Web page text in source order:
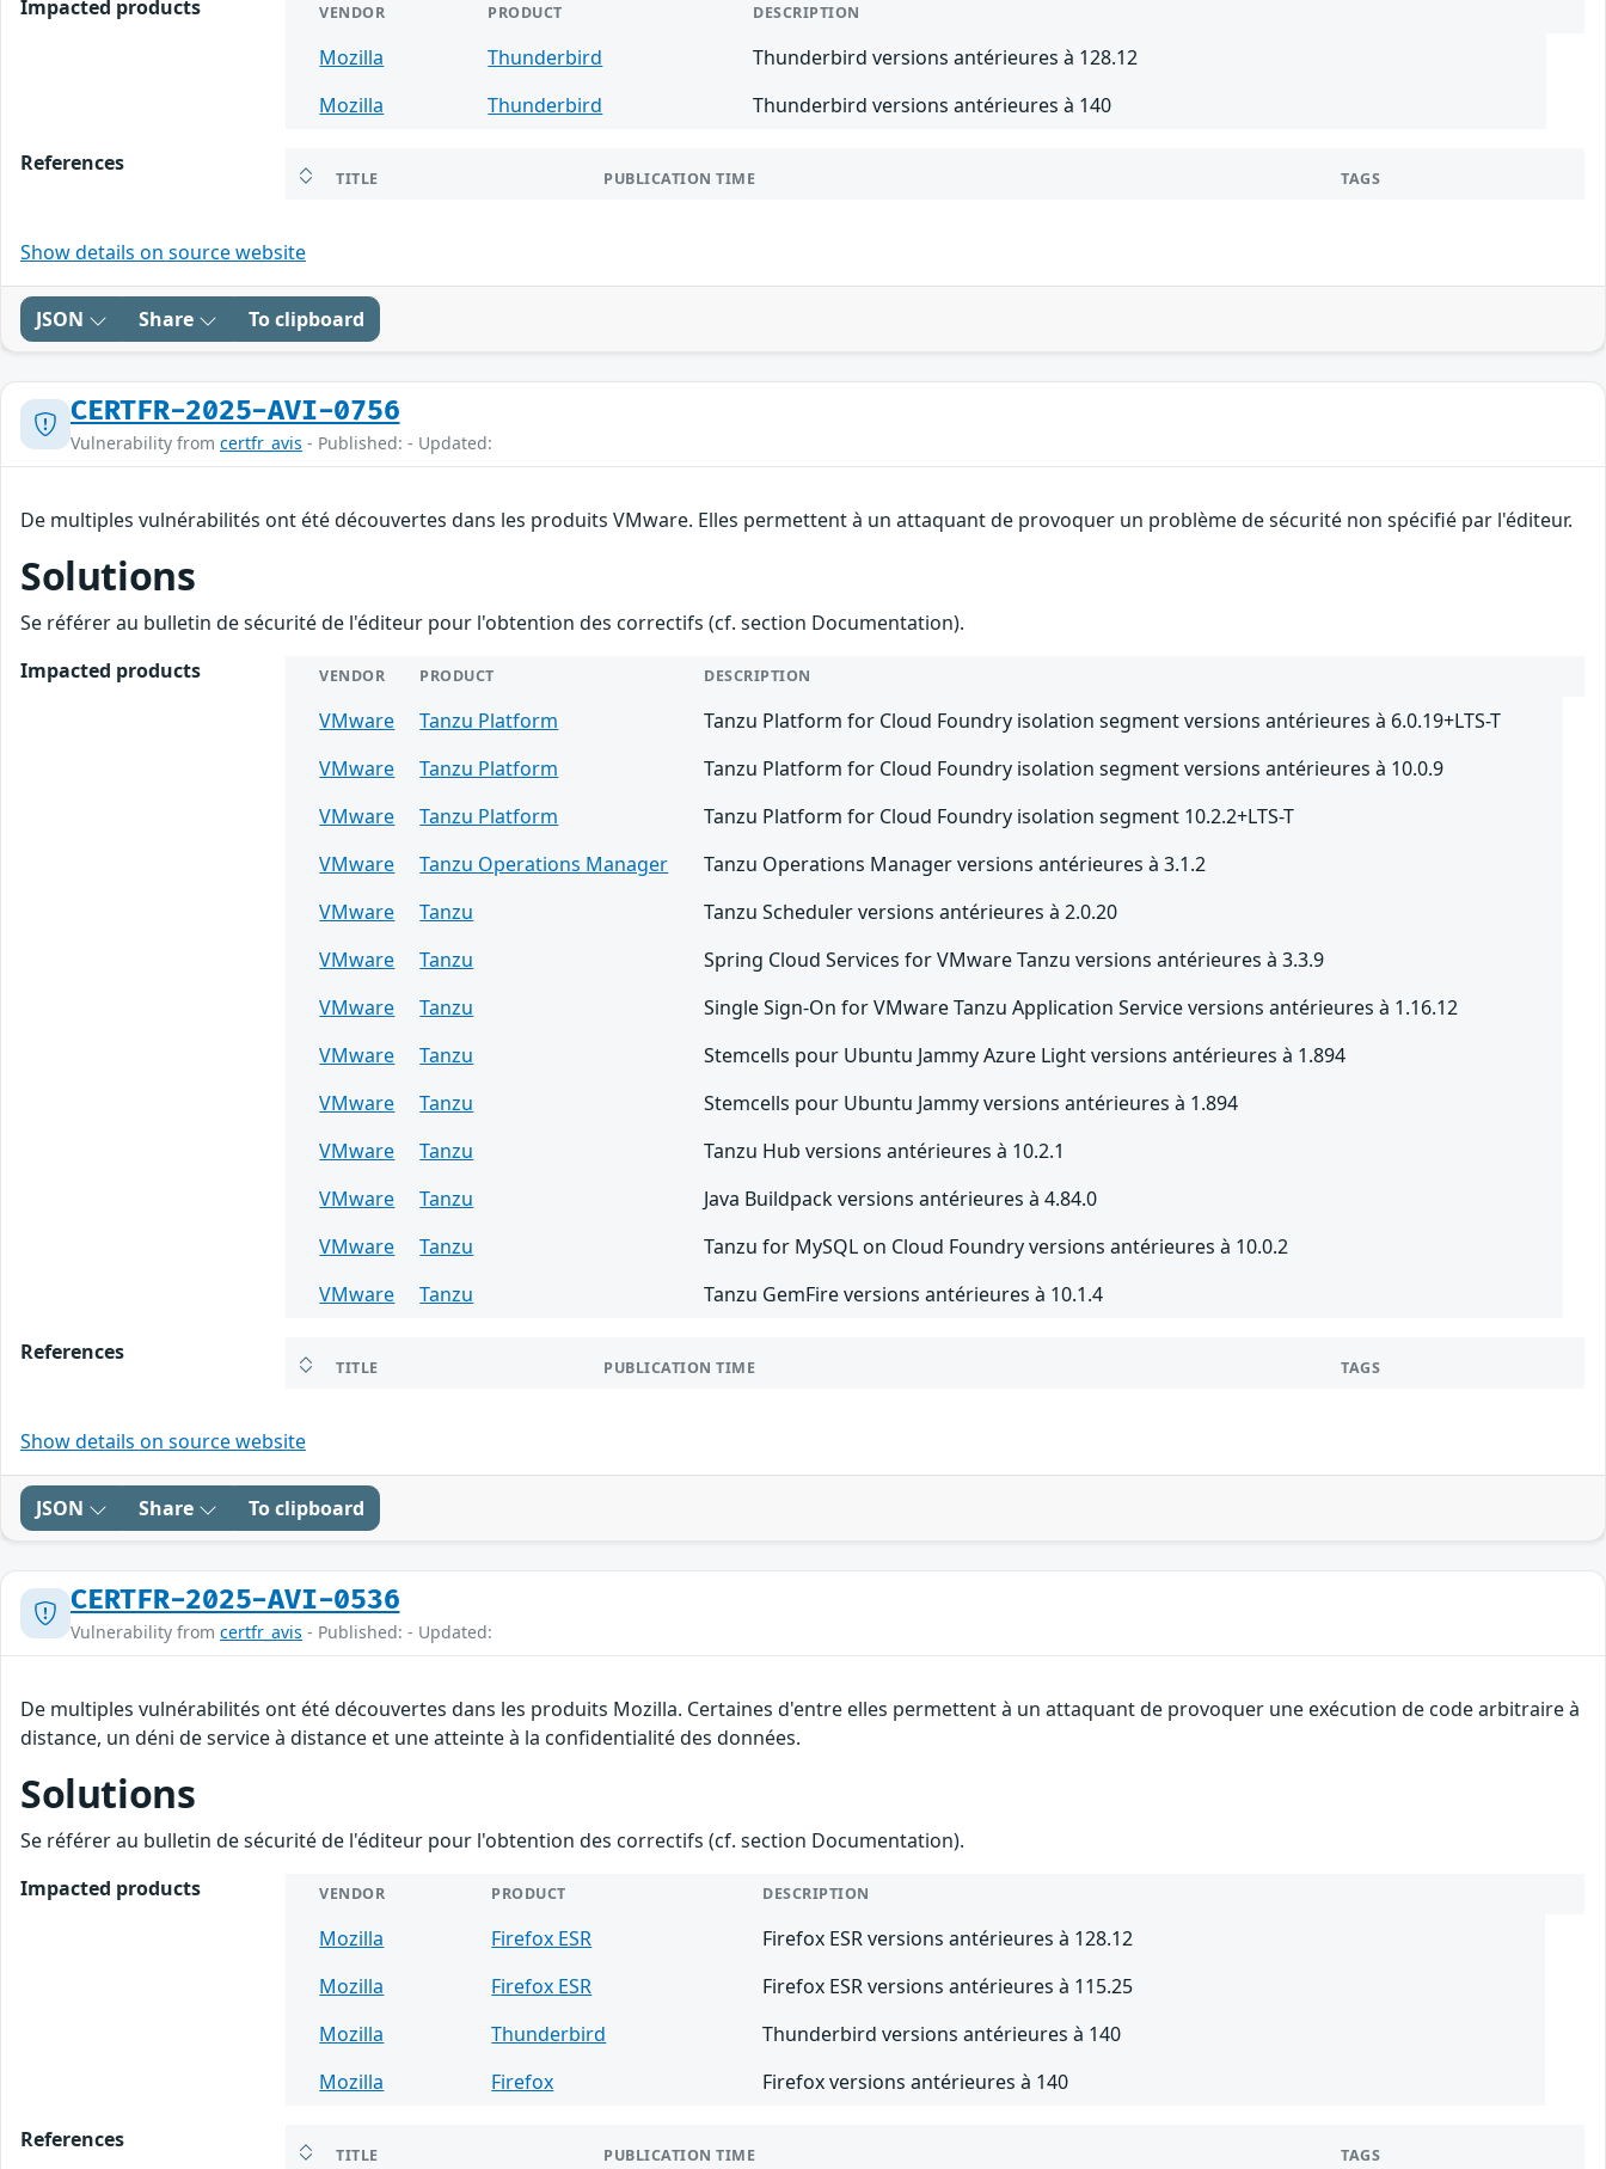
Impacted products
VENDOR PRODUCT DESCRIPTION
Mozilla Thunderbird
Thunderbird versions antérieures à 128.12
Mozilla
Thunderbird Thunderbird versions antérieures à 140
References
TITLE PUBLICATION TIME TAGS
Show details on source website
JSON Share To clipboard
CERTFR-2025-AVI-0756
Vulnerability from certfr_avis - Published: - Updated:
De multiples vulnérabilités ont été découvertes dans les produits VMware. Elles permettent à un attaquant de provoquer un problème de sécurité non spécifié par l'éditeur.
Solutions
Se référer au bulletin de sécurité de l'éditeur pour l'obtention des correctifs (cf. section Documentation).
Impacted products
VENDOR PRODUCT DESCRIPTION
VMware Tanzu Platform
Tanzu Platform for Cloud Foundry isolation segment versions antérieures à 6.0.19+LTS-T
VMware
Tanzu Platform
Tanzu Platform for Cloud Foundry isolation segment versions antérieures à 10.0.9
VMware
Tanzu Platform
Tanzu Platform for Cloud Foundry isolation segment 10.2.2+LTS-T
VMware
Tanzu Operations Manager
Tanzu Operations Manager versions antérieures à 3.1.2
VMware
Tanzu
Tanzu Scheduler versions antérieures à 2.0.20
VMware
Tanzu
Spring Cloud Services for VMware Tanzu versions antérieures à 3.3.9
VMware
Tanzu
Single Sign-On for VMware Tanzu Application Service versions antérieures à 1.16.12
VMware
Tanzu
Stemcells pour Ubuntu Jammy Azure Light versions antérieures à 1.894
VMware
Tanzu
Stemcells pour Ubuntu Jammy versions antérieures à 1.894
VMware
Tanzu
Tanzu Hub versions antérieures à 10.2.1
VMware
Tanzu
Java Buildpack versions antérieures à 4.84.0
VMware
Tanzu
Tanzu for MySQL on Cloud Foundry versions antérieures à 10.0.2
VMware
Tanzu Tanzu GemFire versions antérieures à 10.1.4
References
TITLE PUBLICATION TIME TAGS
Show details on source website
JSON Share To clipboard
CERTFR-2025-AVI-0536
Vulnerability from certfr_avis - Published: - Updated:
De multiples vulnérabilités ont été découvertes dans les produits Mozilla. Certaines d'entre elles permettent à un attaquant de provoquer une exécution de code arbitraire à
distance, un déni de service à distance et une atteinte à la confidentialité des données.
Solutions
Se référer au bulletin de sécurité de l'éditeur pour l'obtention des correctifs (cf. section Documentation).
Impacted products
VENDOR PRODUCT DESCRIPTION
Mozilla Firefox ESR
Firefox ESR versions antérieures à 128.12
Mozilla
Firefox ESR
Firefox ESR versions antérieures à 115.25
Mozilla
Thunderbird
Thunderbird versions antérieures à 140
Mozilla
Firefox Firefox versions antérieures à 140
References
TITLE PUBLICATION TIME TAGS